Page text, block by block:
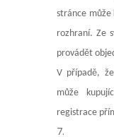
stránce může
rozhraní. Ze
provádět
V případě,
může
registrace